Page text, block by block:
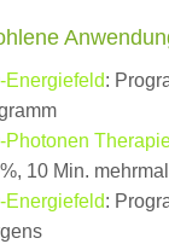
Energiefeld:
Photonen
10 Min.
Energiefeld: